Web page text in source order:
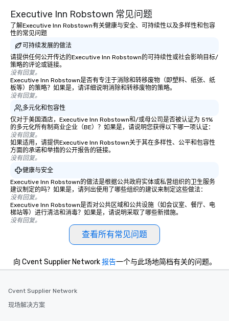
Executive Inn Robstown 常见问题
了解Executive Inn Robstown有关健康与安全、可持续性以及多样性和包容
性的常见问题
可持续发展的做法
请提供任何公开传达的Executive Inn Robstown的可持续性或社会影响目标/
策略的评论或链接。
没有回复。
Executive Inn Robstown是否有专注于消除和转移废物（即塑料、纸张、纸
板等）的策略？如果是，请详细说明消除和转移废物的策略。
没有回复。
多元化和包容性
仅对于美国酒店，Executive Inn Robstown和/或母公司是否被认证为 51%
的多元化所有制商业企业（BE）？如果是，请说明您获得以下哪一项认证：
没有回复。
如果适用，请提供Executive Inn Robstown关于其在多样性、公平和包容性
方面的承诺和举措的公开报告的链接。
没有回复。
健康与安全
Executive Inn Robstown的做法是根据公共政府实体或私营组织的卫生服务
建议制定的吗？如果是，请列出使用了哪些组织的建议来制定这些做法：
没有回复。
Executive Inn Robstown是否对公共区域和公共设施（如会议室、餐厅、电
梯站等）进行清洁和消毒？如果是，请说明采取了哪些新措施。
没有回复。
查看所有常见问题
向 Cvent Supplier Network报告一个与此场地简档有关的问题。
Cvent Supplier Network
现场解决方案